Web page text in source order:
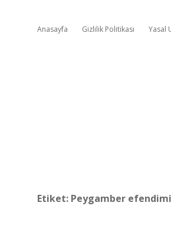
Anasayfa Gizlilik Politikası Yasal
Etiket: Peygamber